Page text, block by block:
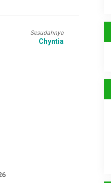
Sesudahnya
Chyntia